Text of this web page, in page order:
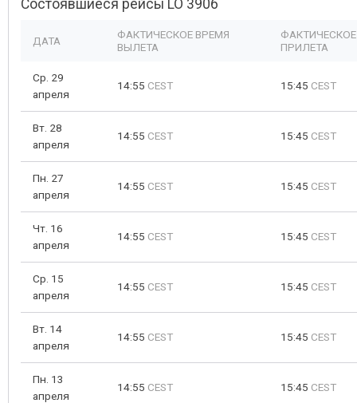
Состоявшиеся рейсы LO 3906
ДАТА
ФАКТИЧЕСКОЕ ВРЕМЯ
ВЫЛЕТА
ПРИЛЕТА
Ср. 29
апреля
14:55 CEST 15:45 CEST
Вт. 28
апреля
14:55 CEST 15:45 CEST
Пн. 27
апреля
14:55 CEST 15:45 CEST
Чт. 16
апреля
14:55 CEST 15:45 CEST
Ср. 15
апреля
14:55 CEST 15:45 CEST
Вт. 14
апреля
14:55 CEST 15:45 CEST
Пн. 13
апреля
14:55 CEST 15:45 CEST